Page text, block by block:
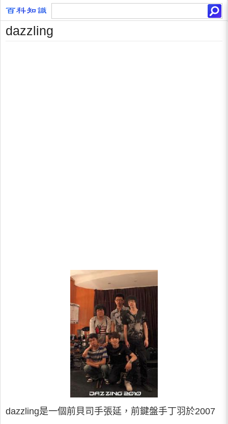
dazzling
dazzling是一個前貝司手張延，前鍵盤手丁羽於2007